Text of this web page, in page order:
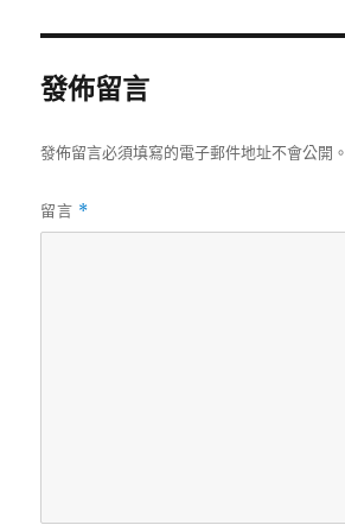
發佈留言
發佈留言必須填寫的電子郵件地址不會公開。
留言 *